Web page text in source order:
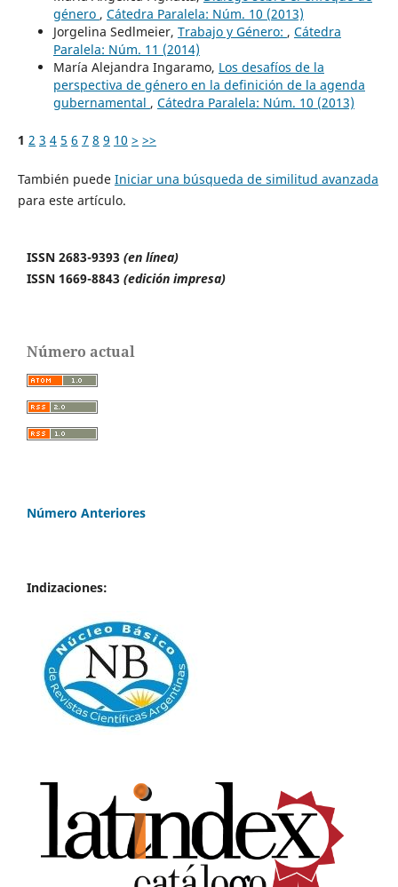
género , Cátedra Paralela: Núm. 10 (2013)
Jorgelina Sedlmeier, Trabajo y Género: , Cátedra
Paralela: Núm. 11 (2014)
María Alejandra Ingaramo, Los desafíos de la
perspectiva de género en la definición de la agenda
gubernamental , Cátedra Paralela: Núm. 10 (2013)
1 2 3 4 5 6 7 8 9 10 > >>
También puede Iniciar una búsqueda de similitud avanzada
para este artículo.
ISSN 2683-9393 (en línea)
ISSN 1669-8843 (edición impresa)
Número actual
Número Anteriores
Indizaciones: